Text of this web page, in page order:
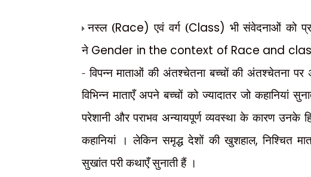
नस्ल (Race)एवं वर्ग (Class) भी संवेदनाओं को
ने Gender in the context of Race and
- विपन्न माताओं की अंतश्चेतना बच्चों की अंतश्चेतना
विभिन्न माताएँ अपने बच्चों को ज्यादातर जो कहानियां
परेशानी और पराभव अन्यायपूर्ण व्यवस्था के कारण उनके
कहानियां । लेकिन समृद्ध देशों की खुशहाल,निश्चित
सुखांत परी कथाएँ सुनाती हैं ।